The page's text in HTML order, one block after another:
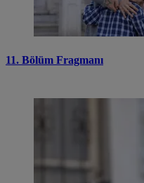
11. Bölüm Fragmanı